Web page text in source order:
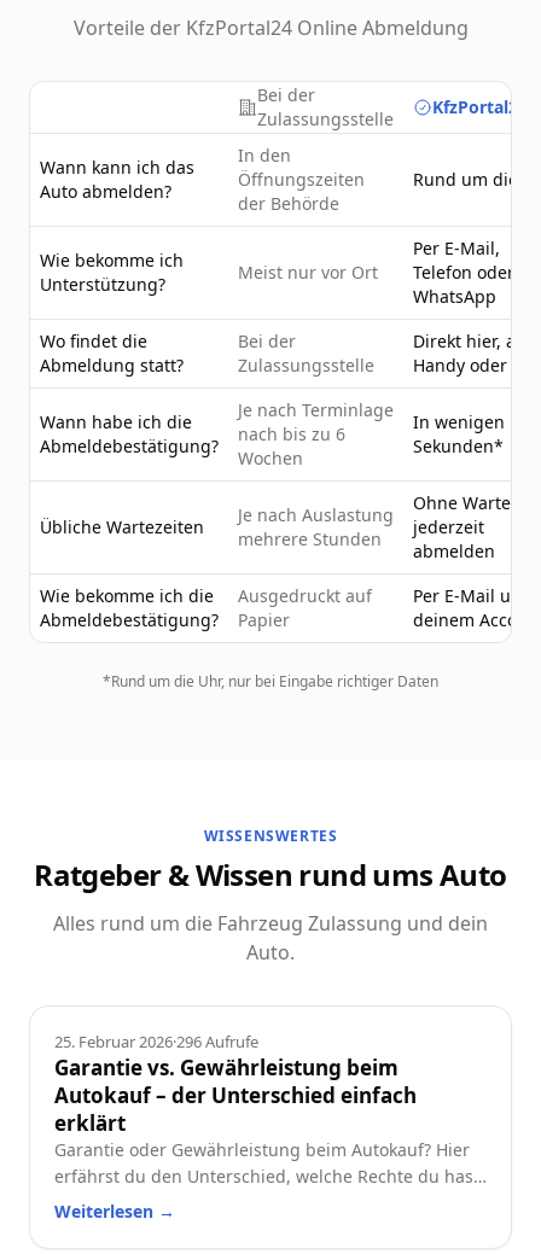
Vorteile der KfzPortal24 Online Abmeldung
Bei der
Zulassungsstelle
Wann kann ich das
Auto abmelden?
In den
Öffnungszeiten
der Behörde
Rund um die
Wie bekomme ich
Unterstützung?
Meist nur vor Ort
Per E-Mail,
Telefon oder
WhatsApp
Wo findet die
Abmeldung statt?
Bei der
Zulassungsstelle
Direkt hier, am
Handy oder PC
Wann habe ich die
Abmeldebestätigung?
Je nach Terminlage
nach bis zu 6
Wochen
In wenigen
Sekunden*
Übliche Wartezeiten
Je nach Auslastung
mehrere Stunden
Ohne Wartezeit
jederzeit
abmelden
Wie bekomme ich die
Abmeldebestätigung?
Ausgedruckt auf
Papier
Per E-Mail und
deinem
*Rund um die Uhr, nur bei Eingabe richtiger Daten
WISSENSWERTES
Ratgeber & Wissen rund ums Auto
Alles rund um die Fahrzeug Zulassung und dein
Auto.
Ratgeber
25. Februar 2026·296Aufrufe
Garantie vs. Gewährleistung beim
Autokauf – der Unterschied einfach
erklärt
Garantie oder Gewährleistung beim Autokauf? Hier
erfährst du den Unterschied, welche Rechte du hast
und worauf du beim Neu- oder Gebrauchtwagen
Weiterlesen →